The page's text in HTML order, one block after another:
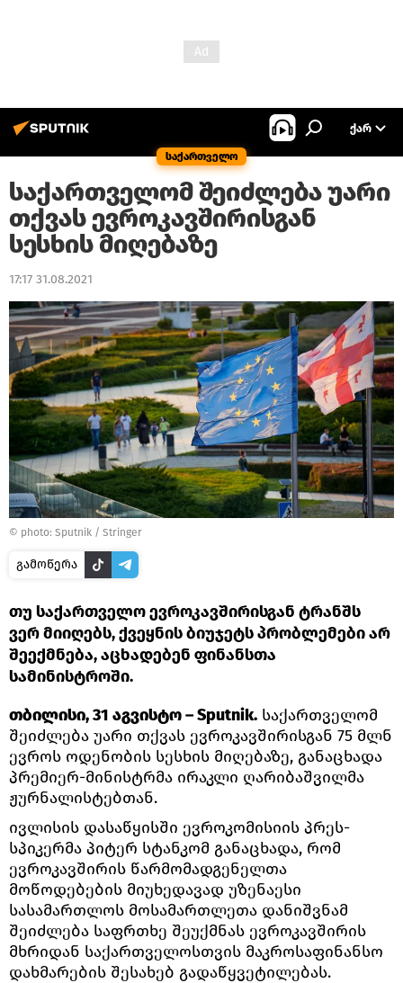
საქართველო
ᲥᲐᲠ
საქართველომ შეიძლება უარი
თქვას ევროკავშირისგან
სესხის მიღებაზე
17:17 31.08.2021
© photo: Sputnik / Stringer
გამოწერა
თუ საქართველო ევროკავშირისგან ტრანშს
ვერ მიიღებს, ქვეყნის ბიუჯეტს პრობლემები არ
შეექმნება, აცხადებენ ფინანსთა
სამინისტროში.
თბილისი, 31 აგვისტო – Sputnik. საქართველომ
შეიძლება უარი თქვას ევროკავშირისგან 75 მლნ
ევროს ოდენობის სესხის მიღებაზე, განაცხადა
პრემიერ-მინისტრმა ირაკლი ღარიბაშვილმა
ჟურნალისტებთან.
ივლისის დასაწყისში ევროკომისიის პრეს-
სპიკერმა პიტერ სტანკომ განაცხადა, რომ
ევროკავშირის წარმომადგენელთა
მოწოდებების მიუხედავად უზენაესი
სასამართლოს მოსამართლეთა დანიშვნამ
შეიძლება საფრთხე შეუქმნას ევროკავშირის
მხრიდან საქართველოსთვის მაკროსაფინანსო
დახმარების შესახებ გადაწყვეტილებას.